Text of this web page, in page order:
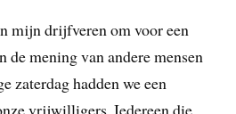
mijn drijfveren om voor een
de mening van andere mensen
zaterdag hadden we een
vrijwilligers. Iedereen die